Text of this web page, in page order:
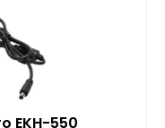
EKH-550